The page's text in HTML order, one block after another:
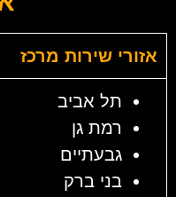
אזורי שירות מרכז
תל אביב
רמת גן
גבעתיים
בני ברק